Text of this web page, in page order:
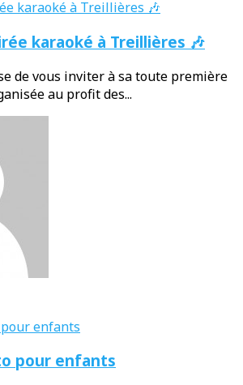
karaoké à Treillières 🎶
de vous inviter à sa toute première
au profit des...
pour enfants